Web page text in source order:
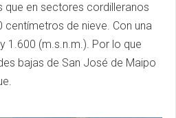
que en sectores cordilleranos
de nieve. Con una
1.600 (m.s.n.m.). Por lo que
bajas de San José de Maipo